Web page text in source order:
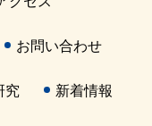
お問い合わせ
究 新着情報